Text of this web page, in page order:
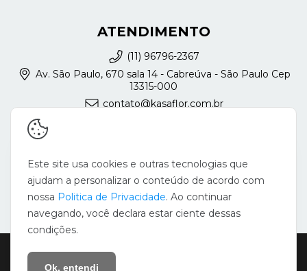
ATENDIMENTO
(11) 96796-2367
Av. São Paulo, 670 sala 14 - Cabreúva - São Paulo Cep
13315-000
contato@kasaflor.com.br
Copyright Silvia Augusta França - KasaFlor - 22728371000127 - 2026.
Este site usa cookies e outras tecnologias que
ajudam a personalizar o conteúdo de acordo com
nossa Politica de Privacidade. Ao continuar
navegando, você declara estar ciente dessas
condições.
Ok, entendi